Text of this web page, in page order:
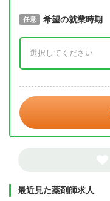
必須 取得予定年
任意 希望の就業時期
最近見た薬剤師求人